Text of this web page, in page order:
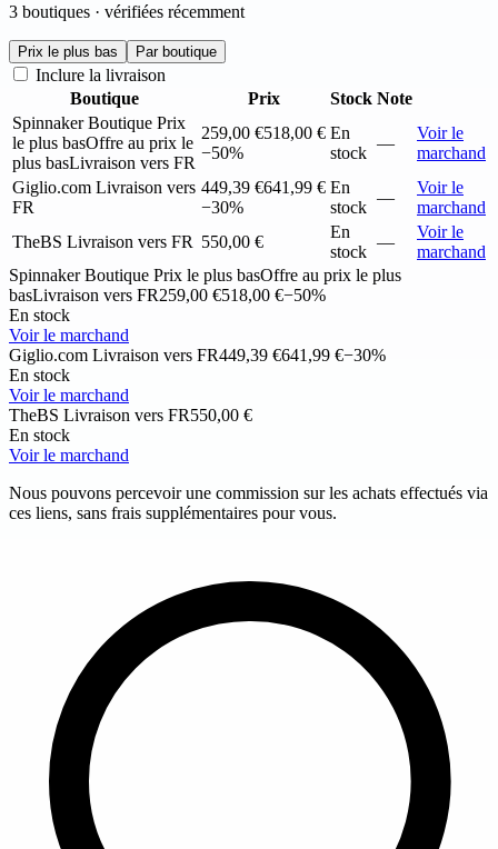
3 boutiques · vérifiées récemment
Prix le plus bas Par boutique
Inclure la livraison
Boutique
Prix Stock Note
Spinnaker Boutique Prix
le plus basOffre au prix le
plus basLivraison vers FR
259,00 €518,00 €
−50%
En
stock
—
Voir le
marchand
Giglio.com Livraison vers
FR
449,39 €641,99 €
−30%
En
stock
—
Voir le
marchand
TheBS Livraison vers FR 550,00 €
En
stock
—
Voir le
marchand
Spinnaker Boutique Prix le plus basOffre au prix le plus
basLivraison vers FR259,00 €518,00 €−50%
En stock
Voir le marchand
Giglio.com Livraison vers FR449,39 €641,99 €−30%
En stock
Voir le marchand
TheBS Livraison vers FR550,00 €
En stock
Voir le marchand
Nous pouvons percevoir une commission sur les achats effectués via
ces liens, sans frais supplémentaires pour vous.